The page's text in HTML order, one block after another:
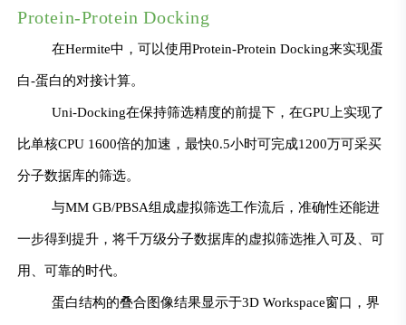
Protein-Protein Docking
在Hermite中，可以使用Protein-Protein Docking来实现蛋
白-蛋白的对接计算。
Uni-Docking在保持筛选精度的前提下，在GPU上实现了
比单核CPU 1600倍的加速，最快0.5小时可完成1200万可采买
分子数据库的筛选。
与MM GB/PBSA组成虚拟筛选工作流后，准确性还能进
一步得到提升，将千万级分子数据库的虚拟筛选推入可及、可
用、可靠的时代。
蛋白结构的叠合图像结果显示于3D Workspace窗口，界